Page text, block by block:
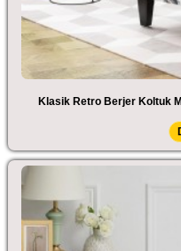
Klasik Retro Berjer Koltuk